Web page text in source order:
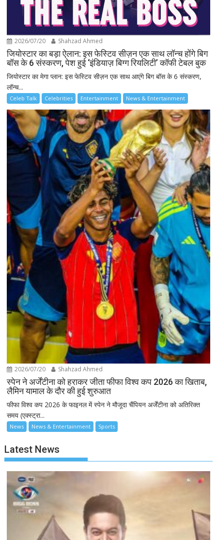
2026/07/20 Shahzad Ahmed
जियोस्टार का बड़ा ऐलान: इस फेस्टिव सीज़न एक साथ लॉन्च होंगे बिग
बॉस के 6 संस्करण, पेश हुई ‘इंडियाज़ बिग्ग रियलिटी’ कॉफी टेबल बुक
जियोस्टार का मेगा प्लान: इस फेस्टिव सीज़न एक साथ आएंगे बिग बॉस के 6 संस्करण,
लॉन्च...
Celeb Talk Celebrities Entertainment News & Entertainment
2026/07/20 Shahzad Ahmed
स्पेन ने अर्जेंटीना को हराकर जीता फीफा विश्व कप 2026 का खिताब,
लैमिन यामाल के दौर की हुई शुरुआत
फीफा विश्व कप 2026 के फाइनल में स्पेन ने मौजूदा चैंपियन अर्जेंटीना को अतिरिक्त
समय (एक्स्ट्रा...
News News & Entertainment Sports
Latest News